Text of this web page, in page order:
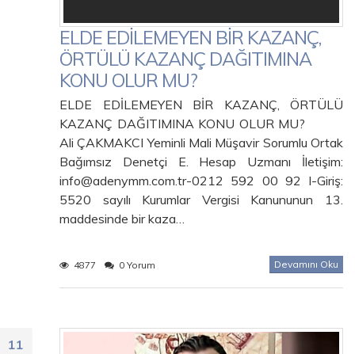
ELDE EDİLEMEYEN BİR KAZANÇ,
ÖRTÜLÜ KAZANÇ DAĞITIMINA
KONU OLUR MU?
ELDE EDİLEMEYEN BİR KAZANÇ, ÖRTÜLÜ
KAZANÇ DAĞITIMINA KONU OLUR MU?
Ali ÇAKMAKCI Yeminli Mali Müşavir Sorumlu Ortak
Bağımsız Denetçi E. Hesap Uzmanı İletişim:
info@adenymm.com.tr-0212 592 00 92 I-Giriş:
5520 sayılı Kurumlar Vergisi Kanununun 13.
maddesinde bir kaza…
4877 0 Yorum Devamını Oku
11